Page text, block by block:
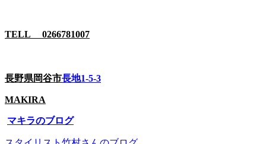
TELL 0266781007
長野県岡谷市長地1-5-3
MAKIRA
マキラのブログ